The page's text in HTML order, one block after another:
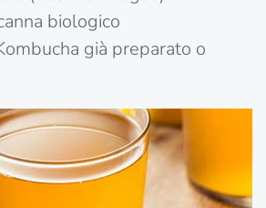
biologico
già preparato o